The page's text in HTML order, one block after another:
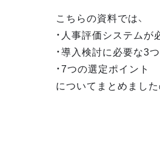
こちらの資料では、
・人事評価システム
・導入検討に必要な3
・7つの選定ポイント
についてまとめました